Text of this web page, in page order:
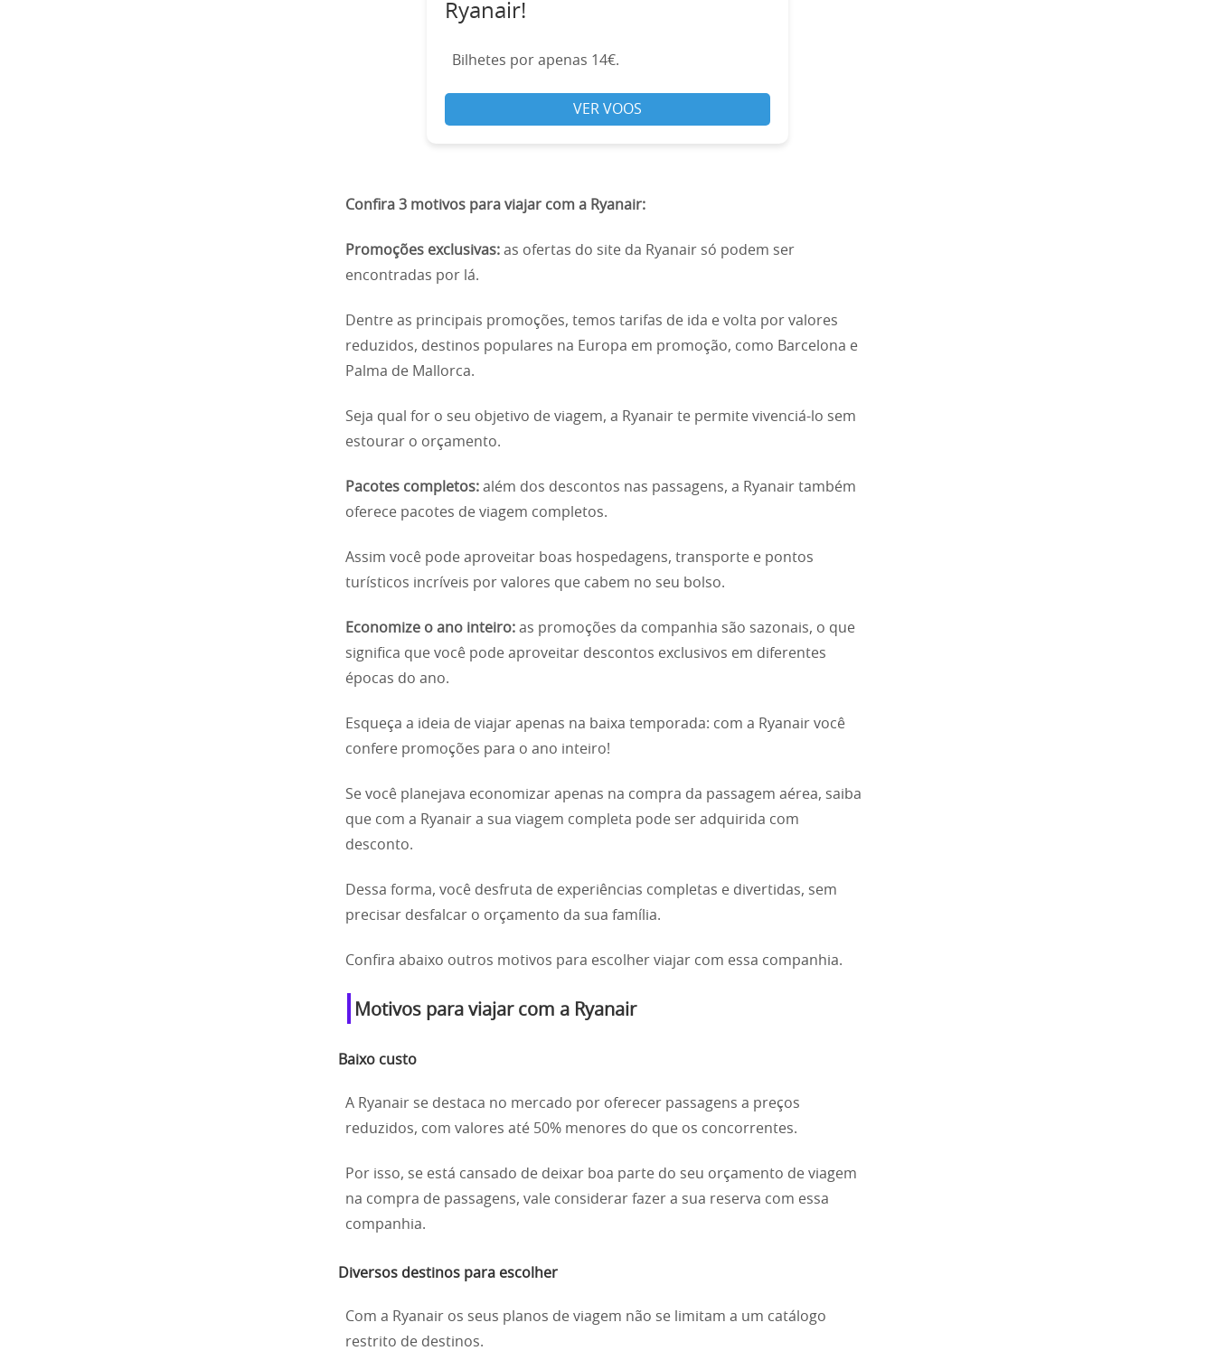
Ryanair!
Bilhetes por apenas 14€.
VER VOOS
Confira 3 motivos para viajar com a Ryanair:
Promoções exclusivas: as ofertas do site da Ryanair só podem ser
encontradas por lá.
Dentre as principais promoções, temos tarifas de ida e volta por valores
reduzidos, destinos populares na Europa em promoção, como Barcelona e
Palma de Mallorca.
Seja qual for o seu objetivo de viagem, a Ryanair te permite vivenciá-lo sem
estourar o orçamento.
Pacotes completos: além dos descontos nas passagens, a Ryanair também
oferece pacotes de viagem completos.
Assim você pode aproveitar boas hospedagens, transporte e pontos
turísticos incríveis por valores que cabem no seu bolso.
Economize o ano inteiro: as promoções da companhia são sazonais, o que
significa que você pode aproveitar descontos exclusivos em diferentes
épocas do ano.
Esqueça a ideia de viajar apenas na baixa temporada: com a Ryanair você
confere promoções para o ano inteiro!
Se você planejava economizar apenas na compra da passagem aérea, saiba
que com a Ryanair a sua viagem completa pode ser adquirida com
desconto.
Dessa forma, você desfruta de experiências completas e divertidas, sem
precisar desfalcar o orçamento da sua família.
Confira abaixo outros motivos para escolher viajar com essa companhia.
Motivos para viajar com a Ryanair
Baixo custo
A Ryanair se destaca no mercado por oferecer passagens a preços
reduzidos, com valores até 50% menores do que os concorrentes.
Por isso, se está cansado de deixar boa parte do seu orçamento de viagem
na compra de passagens, vale considerar fazer a sua reserva com essa
companhia.
Diversos destinos para escolher
Com a Ryanair os seus planos de viagem não se limitam a um catálogo
restrito de destinos.